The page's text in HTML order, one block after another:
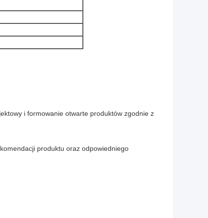
i formowanie otwarte produktów zgodnie z
produktu oraz odpowiedniego